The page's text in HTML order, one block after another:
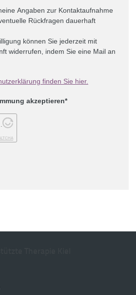
Angaben zur Kontaktaufnahme
Rückfragen dauerhaft
können Sie jederzeit mit
widerrufen, indem Sie eine Mail an
finden Sie hier.
akzeptieren*